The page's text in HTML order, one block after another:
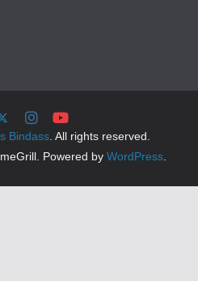
Bindass. All rights reserved.
Powered by WordPress.